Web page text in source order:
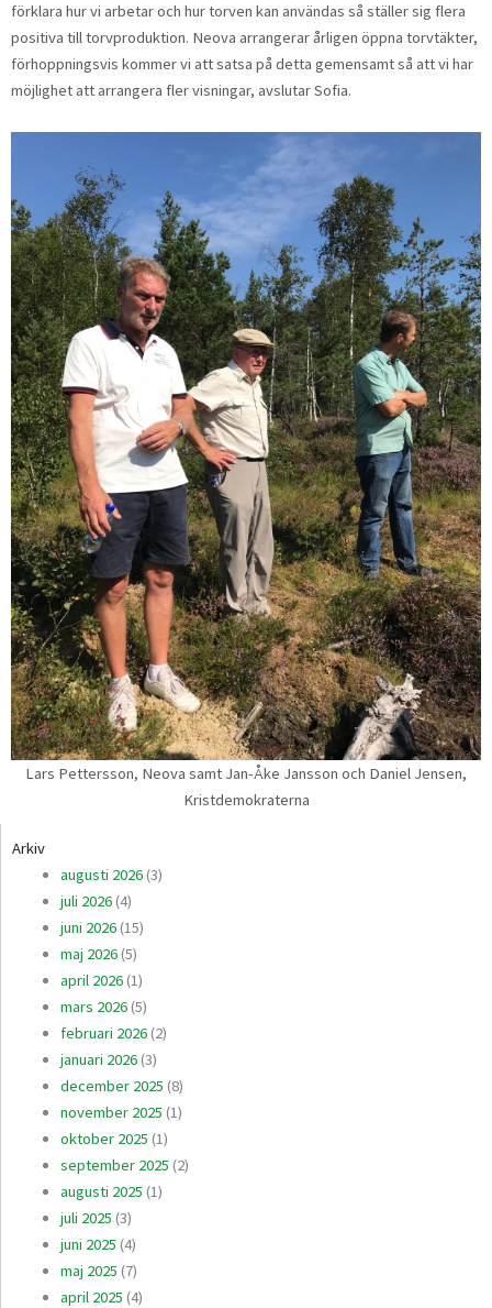
förklara hur vi arbetar och hur torven kan användas så ställer sig flera
positiva till torvproduk­tion. Neova arrangerar årligen öppna torvtäkter,
förhopp­ningsvis kommer vi att satsa på detta gemensamt så att vi har
möjlighet att arrangera fler visningar, avslutar Sofia.
Lars Pettersson, Neova samt Jan-Åke Jansson och Daniel Jensen,
Kristdemokraterna
Arkiv
augusti 2026(3)
juli 2026(4)
juni 2026(15)
maj 2026(5)
april 2026(1)
mars 2026(5)
februari 2026(2)
januari 2026(3)
december 2025 (8)
november 2025 (1)
oktober 2025 (1)
september 2025 (2)
augusti 2025 (1)
juli 2025 (3)
juni 2025 (4)
maj 2025 (7)
april 2025 (4)